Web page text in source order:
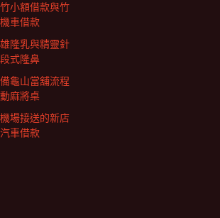
小額借款與竹
車借款
隆乳與精靈針
式隆鼻
龜山當舖流程
麻將桌
場接送的新店
車借款